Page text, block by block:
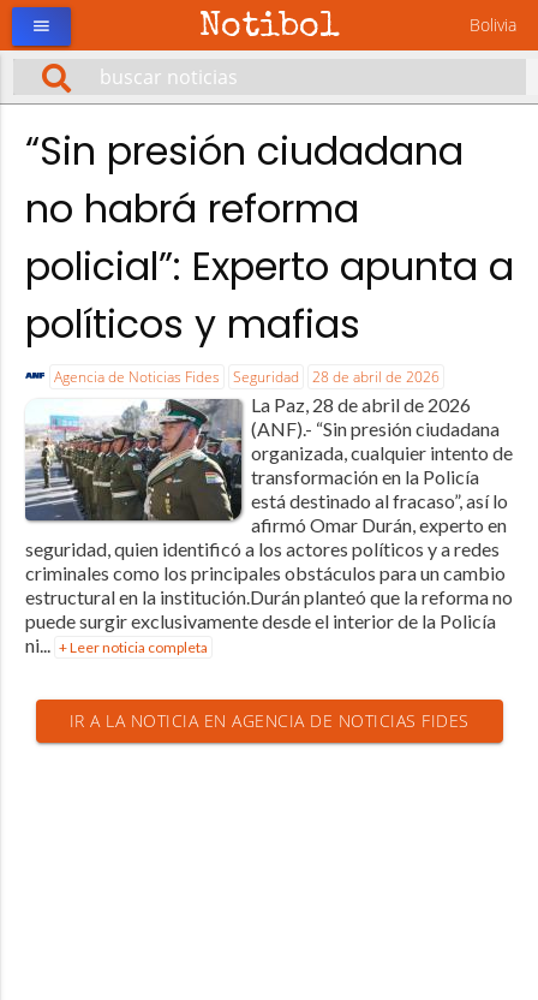
Notibol Bolivia
menu
“Sin presión ciudadana
no habrá reforma
policial”: Experto apunta a
políticos y mafias
Agencia de Noticias Fides Seguridad 28 de abril de 2026
La Paz, 28 de abril de 2026
(ANF).- “Sin presión ciudadana
organizada, cualquier intento de
transformación en la Policía
está destinado al fracaso”, así lo
afirmó Omar Durán, experto en
seguridad, quien identificó a los actores políticos y a redes
criminales como los principales obstáculos para un cambio
estructural en la institución.Durán planteó que la reforma no
puede surgir exclusivamente desde el interior de la Policía
ni... + Leer noticia completa
IR A LA NOTICIA EN AGENCIA DE NOTICIAS FIDES